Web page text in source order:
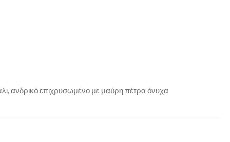
ανδρικό επιχρυσωμένο με μαύρη πέτρα όνυχα